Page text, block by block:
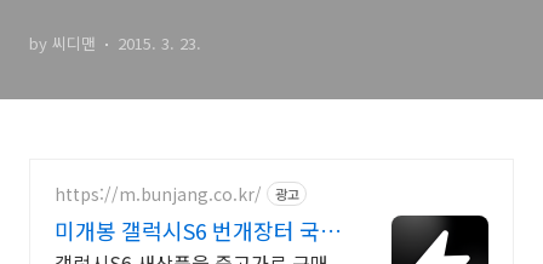
by 씨디맨 2015. 3. 23.
https://m.bunjang.co.kr/ 광고
미개봉 갤럭시S6 번개장터 국내